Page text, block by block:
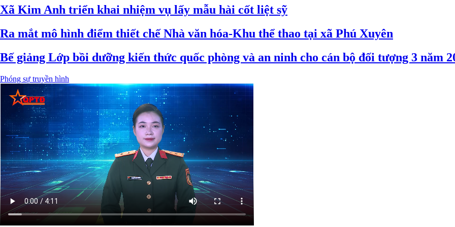
Xã Kim Anh triển khai nhiệm vụ lấy mẫu hài cốt liệt sỹ
Ra mắt mô hình điểm thiết chế Nhà văn hóa-Khu thể thao tại xã Phú Xuyên
Bế giảng Lớp bồi dưỡng kiến thức quốc phòng và an ninh cho cán bộ đối tượng 3 năm
Phóng sự truyền hình